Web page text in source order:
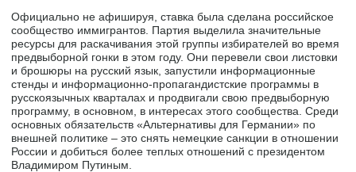
Официально не афишируя, ставка была сделана российское
сообщество иммигрантов. Партия выделила значительные
ресурсы для раскачивания этой группы избирателей во время
предвыборной гонки в этом году. Они перевели свои листовки
и брошюры на русский язык, запустили информационные
стенды и информационно-пропагандистские программы в
русскоязычных кварталах и продвигали свою предвыборную
программу, в основном, в интересах этого сообщества. Среди
основных обязательств «Альтернативы для Германии» по
внешней политике – это снять немецкие санкции в отношении
России и добиться более теплых отношений с президентом
Владимиром Путиным.